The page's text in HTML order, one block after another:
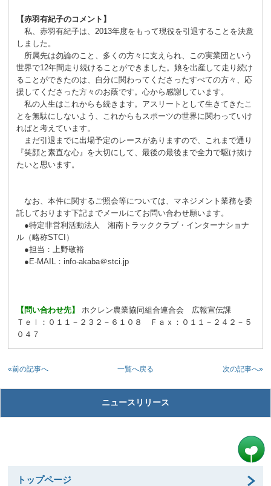
【赤羽有紀子のコメント】
私、赤羽有紀子は、2013年度をもって現役を引退することを決意
しました。
所属先は勿論のこと、多くの方々に支えられ、この実業団という
世界で12年間走り続けることができました。娘を出産して走り続け
ることができたのは、自分に関わってくださったすべての方々、応
援してくださった方々のお蔭です。心から感謝しています。
私の人生はこれからも続きます。アスリートとして生きてきたこ
とを無駄にしないよう、これからもスポーツの世界に関わっていけ
ればと考えています。
まだ引退までに出場予定のレースがありますので、これまで通り
『笑顔と素直な心』を大切にして、最後の最後まで全力で駆け抜け
たいと思います。
なお、本件に関するご照会等については、マネジメント業務を委
託しております下記までメールにてお問い合わせ願います。
●特定非営利活動法人 湘南トラッククラブ・インターナショナ
ル（略称STCI）
●担当：上野敬裕
●E-MAIL：info-akaba＠stci.jp
【問い合わせ先】
ホクレン農業協同組合連合会 広報宣伝課
Ｔｅｌ：０１１－２３２－６１０８ Ｆａｘ：０１１－２４２－５
０４７
一覧へ戻る
«前の記事へ 次の記事へ»
ニュースリリース
トップページ